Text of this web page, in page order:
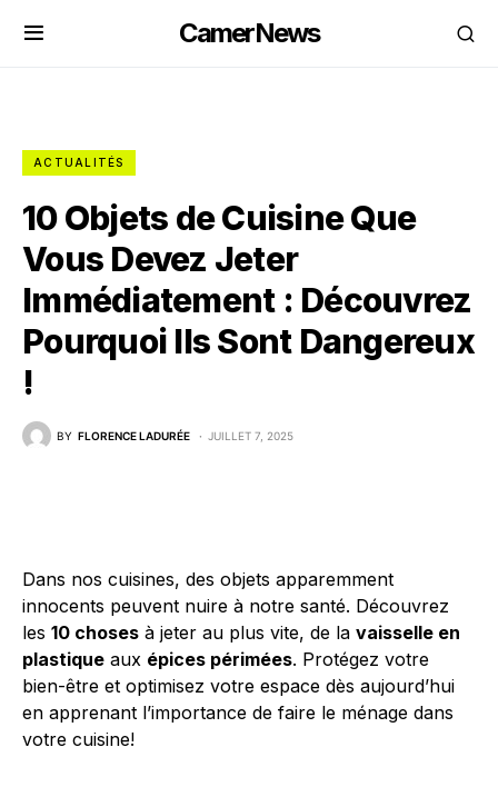
CamerNews
ACTUALITÉS
10 Objets de Cuisine Que
Vous Devez Jeter
Immédiatement : Découvrez
Pourquoi Ils Sont Dangereux
!
BY FLORENCE LADURÉE JUILLET 7, 2025
Dans nos cuisines, des objets apparemment
innocents peuvent nuire à notre santé. Découvrez
les 10 choses à jeter au plus vite, de la vaisselle en
plastique aux épices périmées. Protégez votre
bien-être et optimisez votre espace dès aujourd’hui
en apprenant l’importance de faire le ménage dans
votre cuisine!